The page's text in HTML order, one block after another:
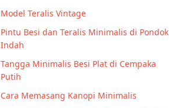
Model Teralis Vintage
Pintu Besi dan Teralis Minimalis di Pondok
Indah
Tangga Minimalis Besi Plat di Cempaka
Putih
Cara Memasang Kanopi Minimalis